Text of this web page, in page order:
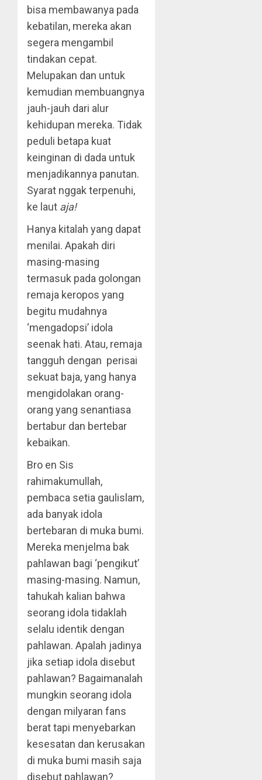
bisa membawanya pada
kebatilan, mereka akan
segera mengambil
tindakan cepat.
Melupakan dan untuk
kemudian membuangnya
jauh-jauh dari alur
kehidupan mereka. Tidak
peduli betapa kuat
keinginan di dada untuk
menjadikannya panutan.
Syarat nggak terpenuhi,
ke laut aja!
Hanya kitalah yang dapat
menilai. Apakah diri
masing-masing
termasuk pada golongan
remaja keropos yang
begitu mudahnya
‘mengadopsi’ idola
seenak hati. Atau, remaja
tangguh dengan perisai
sekuat baja, yang hanya
mengidolakan orang-
orang yang senantiasa
bertabur dan bertebar
kebaikan.
Bro en Sis
rahimakumullah,
pembaca setia gaulislam,
ada banyak idola
bertebaran di muka bumi.
Mereka menjelma bak
pahlawan bagi ‘pengikut’
masing-masing. Namun,
tahukah kalian bahwa
seorang idola tidaklah
selalu identik dengan
pahlawan. Apalah jadinya
jika setiap idola disebut
pahlawan? Bagaimanalah
mungkin seorang idola
dengan milyaran fans
berat tapi menyebarkan
kesesatan dan kerusakan
di muka bumi masih saja
disebut pahlawan?